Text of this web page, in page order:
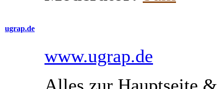
ugrap.de
www.ugrap.de